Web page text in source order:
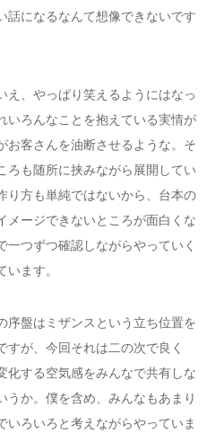
話になるなんて想像できないです
え、やっぱり笑えるようにはなっ
いろんなことを抱えている実情が
お客さんを油断させるような。そ
ろも随所に挟みながら展開してい
り方も単純ではないから、台本の
メージできないところが面白くな
一つずつ確認しながらやっていく
ます。
序盤はミザンスという立ち位置を
が、今回それは二の次で良く
化する空気感をみんなで共有しな
うか。僕を含め、みんなもあまり
いろいろと考えながらやっていま